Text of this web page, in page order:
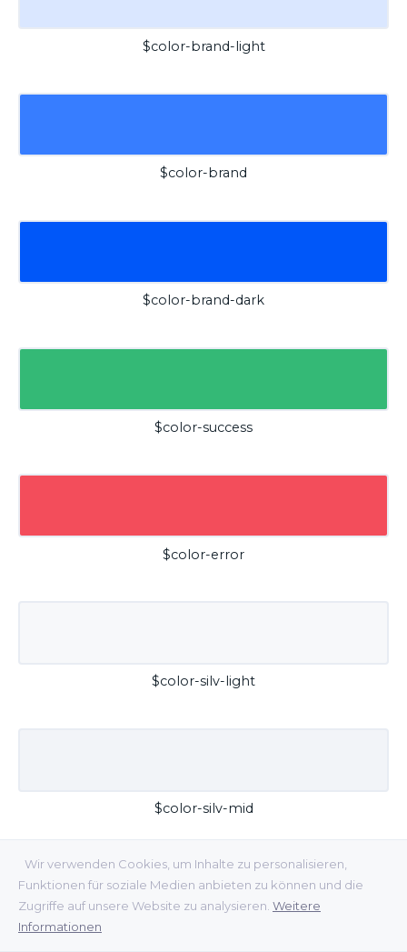
Wir verwenden Cookies, um Inhalte zu personalisieren,
Funktionen für soziale Medien anbieten zu können und die
Zugriffe auf unsere Website zu analysieren. Weitere
Informationen
$color-brand-light
$color-brand
$color-brand-dark
$color-success
$color-error
$color-silv-light
$color-silv-mid